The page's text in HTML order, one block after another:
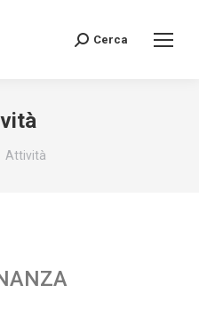
Cerca
Attività